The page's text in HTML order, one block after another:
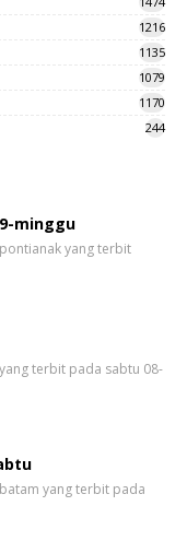
1216
1135
1079
1170
244
minggu
yang terbit
terbit pada sabtu 08-
yang terbit pada